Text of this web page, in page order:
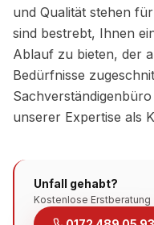
und Qualität stehen
sind bestrebt, Ihnen
Ablauf zu bieten, der
Bedürfnisse
unserer Expertise als
Unfall gehabt?
Kostenlose